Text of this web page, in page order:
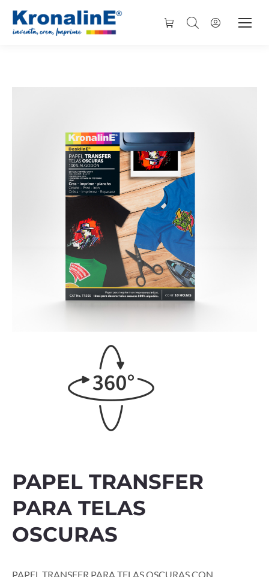
PAPEL TRANSFER
PARA TELAS
OSCURAS
PAPEL TRANSFER PARA TELAS OSCURAS CON